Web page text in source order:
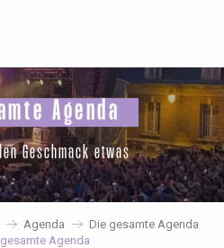
Agenda
Geschmack etwas
Agenda
Die gesamte Agenda
Agenda